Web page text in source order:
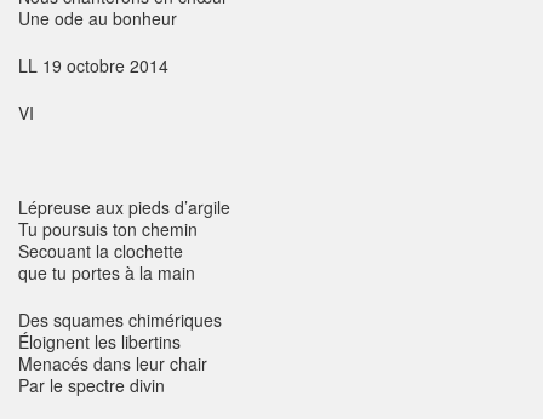
Une ode au bonheur
LL 19 octobre 2014
VI
Lépreuse aux pieds d’argile
Tu poursuis ton chemin
Secouant la clochette
que tu portes à la main
Des squames chimériques
Éloignent les libertins
Menacés dans leur chair
Par le spectre divin